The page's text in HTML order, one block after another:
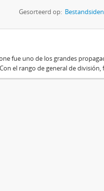
Gesorteerd op:
fue uno de los grandes
el rango de general de división,